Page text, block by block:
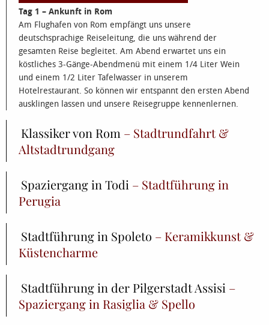
Tag 1 – Ankunft in Rom
Am Flughafen von Rom empfängt uns unsere
deutschsprachige Reiseleitung, die uns während der
gesamten Reise begleitet. Am Abend erwartet uns ein
köstliches 3-Gänge-Abendmenü mit einem 1/4 Liter Wein
und einem 1/2 Liter Tafelwasser in unserem
Hotelrestaurant. So können wir entspannt den ersten Abend
ausklingen lassen und unsere Reisegruppe kennenlernen.
Klassiker von Rom – Stadtrundfahrt &
Altstadtrundgang
Spaziergang in Todi – Stadtführung in
Perugia
Stadtführung in Spoleto – Keramikkunst &
Küstencharme
Stadtführung in der Pilgerstadt Assisi –
Spaziergang in Rasiglia & Spello